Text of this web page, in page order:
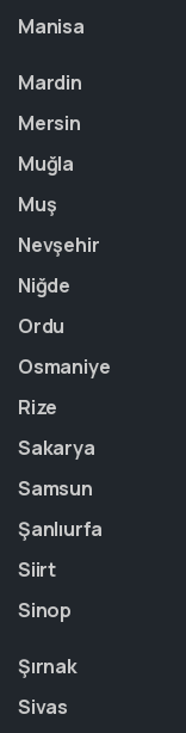
Manisa
Mardin
Mersin
Muğla
Muş
Nevşehir
Niğde
Ordu
Osmaniye
Rize
Sakarya
Samsun
Şanlıurfa
Siirt
Sinop
Şırnak
Sivas